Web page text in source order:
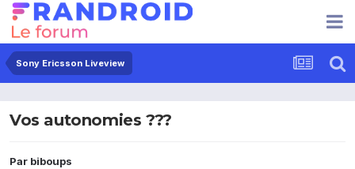
Sony Ericsson Liveview
Vos autonomies ???
Par biboups